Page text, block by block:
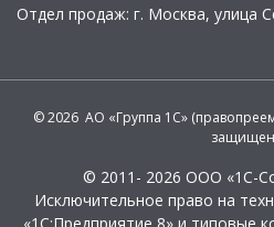
Отдел продаж: г. Москва, улица
© 2026 АО «Группа 1С»
© 2011- 2026 ООО «1С-
Исключительное право на